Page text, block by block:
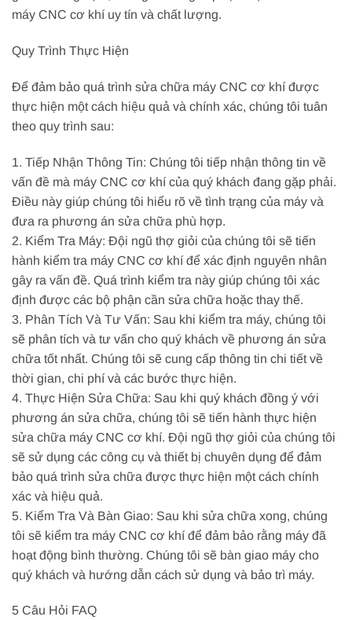
máy CNC cơ khí uy tín và chất lượng.
Quy Trình Thực Hiện
Để đảm bảo quá trình sửa chữa máy CNC cơ khí được
thực hiện một cách hiệu quả và chính xác, chúng tôi tuân
theo quy trình sau:
1. Tiếp Nhận Thông Tin: Chúng tôi tiếp nhận thông tin về
vấn đề mà máy CNC cơ khí của quý khách đang gặp phải.
Điều này giúp chúng tôi hiểu rõ về tình trạng của máy và
đưa ra phương án sửa chữa phù hợp.
2. Kiểm Tra Máy: Đội ngũ thợ giỏi của chúng tôi sẽ tiến
hành kiểm tra máy CNC cơ khí để xác định nguyên nhân
gây ra vấn đề. Quá trình kiểm tra này giúp chúng tôi xác
định được các bộ phận cần sửa chữa hoặc thay thế.
3. Phân Tích Và Tư Vấn: Sau khi kiểm tra máy, chúng tôi
sẽ phân tích và tư vấn cho quý khách về phương án sửa
chữa tốt nhất. Chúng tôi sẽ cung cấp thông tin chi tiết về
thời gian, chi phí và các bước thực hiện.
4. Thực Hiện Sửa Chữa: Sau khi quý khách đồng ý với
phương án sửa chữa, chúng tôi sẽ tiến hành thực hiện
sửa chữa máy CNC cơ khí. Đội ngũ thợ giỏi của chúng tôi
sẽ sử dụng các công cụ và thiết bị chuyên dụng để đảm
bảo quá trình sửa chữa được thực hiện một cách chính
xác và hiệu quả.
5. Kiểm Tra Và Bàn Giao: Sau khi sửa chữa xong, chúng
tôi sẽ kiểm tra máy CNC cơ khí để đảm bảo rằng máy đã
hoạt động bình thường. Chúng tôi sẽ bàn giao máy cho
quý khách và hướng dẫn cách sử dụng và bảo trì máy.
5 Câu Hỏi FAQ